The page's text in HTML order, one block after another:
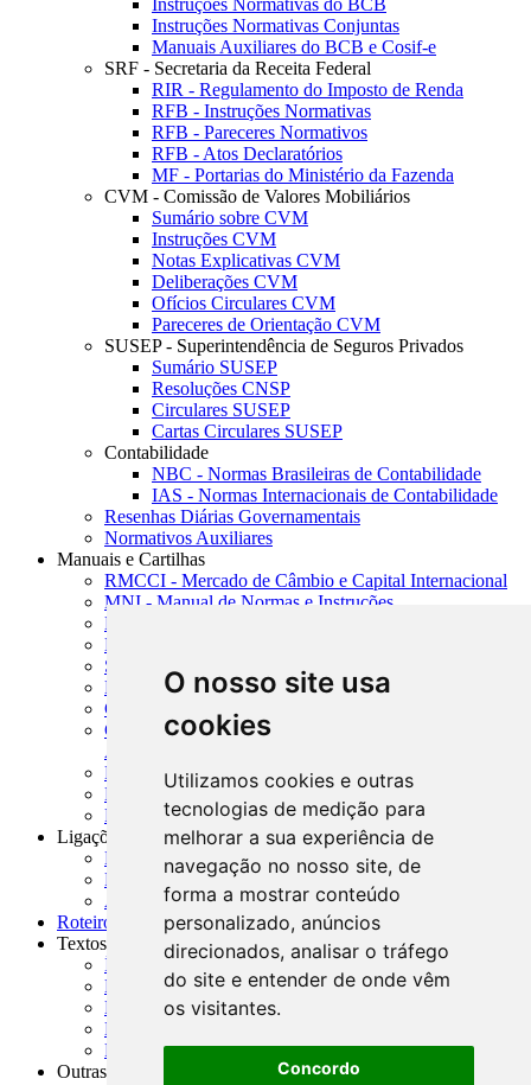
O nosso site usa
cookies
Utilizamos cookies e outras
tecnologias de medição para
melhorar a sua experiência de
navegação no nosso site, de
forma a mostrar conteúdo
personalizado, anúncios
direcionados, analisar o tráfego
do site e entender de onde vêm
os visitantes.
Concordo
Instruções Normativas Conjuntas
Manuais Auxiliares do BCB e Cosif-e
SRF - Secretaria da Receita Federal
RIR - Regulamento do Imposto de Renda
RFB - Instruções Normativas
RFB - Pareceres Normativos
RFB - Atos Declaratórios
MF - Portarias do Ministério da Fazenda
CVM - Comissão de Valores Mobiliários
Sumário sobre CVM
Instruções CVM
Notas Explicativas CVM
Deliberações CVM
Ofícios Circulares CVM
Pareceres de Orientação CVM
SUSEP - Superintendência de Seguros Privados
Sumário SUSEP
Resoluções CNSP
Circulares SUSEP
Cartas Circulares SUSEP
Contabilidade
NBC - Normas Brasileiras de Contabilidade
IAS - Normas Internacionais de Contabilidade
Resenhas Diárias Governamentais
Normativos Auxiliares
Manuais e Cartilhas
RMCCI - Mercado de Câmbio e Capital Internacional
MNI - Manual de Normas e Instruções
MTVM - Manual de Títulos e Valores Mobiliários
MCR - Manual de Crédito Rural
SISORF - Manual de Organização do SFN
MASUP - Manual de Supervisão Bancária
CADOC - Catálogo de Documentos
CNAE-CONCLA - Classificação Nacional de
Atividades Econômicas
PMF - Cartilhas do BCB
Manuais Auxiliares do BCB e Cosif-e
Resenhas Diárias Governamentais
Ligações Externas
Links Úteis
Presidência da República
Agências Nacionais Reguladoras
Roteiros para Estudos
Textos
Índice de Textos
Editorial
Monografias
Na Imprensa
Fórum de Discussão
Outras ferramentas